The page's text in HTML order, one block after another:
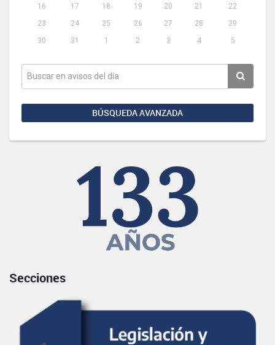
16
17 18 19 20 21
22
23
24 25 26 27 28
29
30
31 1 2 3 4 5
BÚSQUEDA AVANZADA
Secciones